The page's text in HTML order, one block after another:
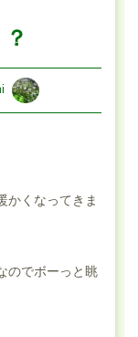
かくなってきま
のでボーっと眺